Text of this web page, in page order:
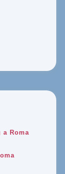
a Roma